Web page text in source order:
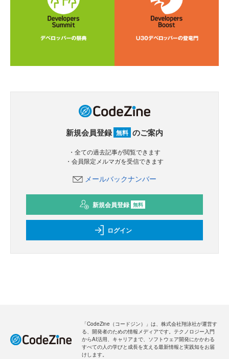
新規会員登録 無料 のご案内
・全ての過去記事が閲覧できます
・会員限定メルマガを受信できます
メールバックナンバー
新規会員登録 無料
ログイン
「CodeZine（コードジン）」は、株式会社翔泳社が運営す
る、開発者のための情報メディアです。テクノロジー入門
からAI活用、キャリアまで、ソフトウェア開発にかかわる
すべての人の学びと成長を支える最新情報と実践知をお届
けします。